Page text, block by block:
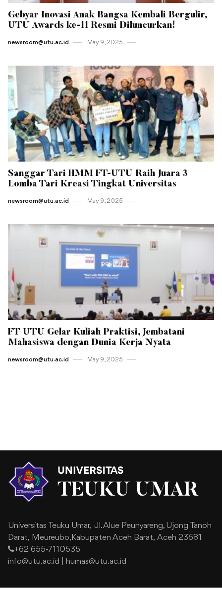
Gebyar Inovasi Anak Bangsa Kembali Bergulir,
UTU Awards ke-11 Resmi Diluncurkan!
newsroom@utu.ac.id May 9 , 2025
Sanggar Tari HMM FT-UTU Raih Juara 3
Lomba Tari Kreasi Tingkat Universitas
newsroom@utu.ac.id May 9 , 2025
FT UTU Gelar Kuliah Praktisi, Jembatani
Mahasiswa dengan Dunia Kerja Nyata
newsroom@utu.ac.id May 9 , 2025
Universitas Teuku Umar, Jl. Alue Peunyareng, Ujong Tanoh
Darat, Meureubo,Kabupaten Aceh Barat, Aceh 23681
+62 655-7110535
info@utu.ac.id
humas@utu.ac.id